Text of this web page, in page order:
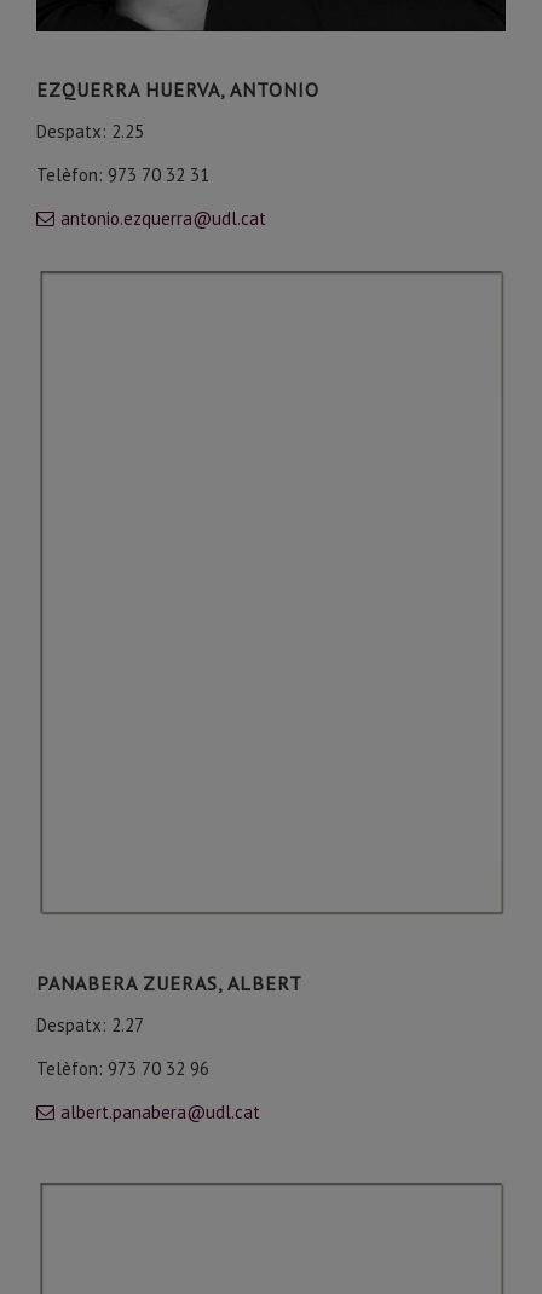
EZQUERRA HUERVA, ANTONIO
Despatx: 2.25
Telèfon: 973 70 32 31
antonio.ezquerra@udl.cat
PANABERA ZUERAS, ALBERT
Despatx: 2.27
Telèfon: 973 70 32 96
albert.panabera@udl.cat